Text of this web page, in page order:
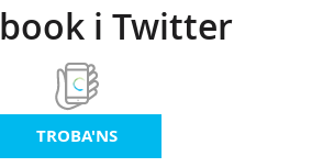
i Twitter
TROBA'NS